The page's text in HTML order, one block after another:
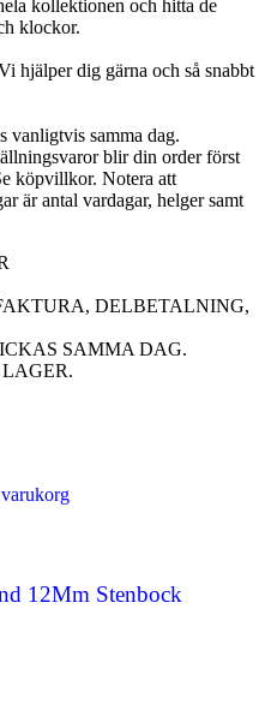
kollektionen och hitta de
klockor.
hjälper dig gärna och så snabbt
vanligtvis samma dag.
blir din order först
köpvillkor. Notera att
är antal vardagar, helger samt
DELBETALNING,
SAMMA DAG.
12Mm Stenbock